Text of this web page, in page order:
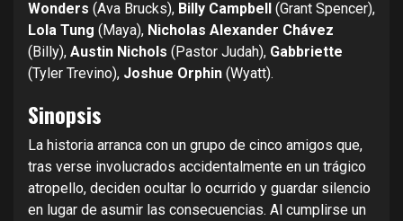
Wonders (Ava Brucks), Billy Campbell (Grant Spencer),
Lola Tung (Maya), Nicholas Alexander Chávez
(Billy), Austin Nichols (Pastor Judah), Gabbriette
(Tyler Trevino), Joshue Orphin (Wyatt).
Sinopsis
La historia arranca con un grupo de cinco amigos que,
tras verse involucrados accidentalmente en un trágico
atropello, deciden ocultar lo ocurrido y guardar silencio
en lugar de asumir las consecuencias. Al cumplirse un